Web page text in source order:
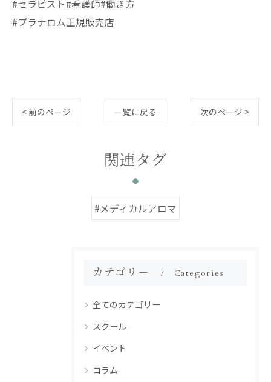
#セラピスト#看護師#働き方
#プラナロム正規販売店
< 前のページ 一覧に戻る 次のページ >
関連タグ
#メディカルアロマ
カテゴリー Categories
全てのカテゴリー
スクール
イベント
コラム